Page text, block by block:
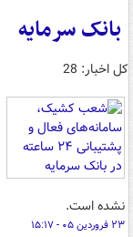
بانک سرمایه
کل اخبار: 28
نشده است.
۲۳ فروردین ۰۵ - ۱۵:۱۷